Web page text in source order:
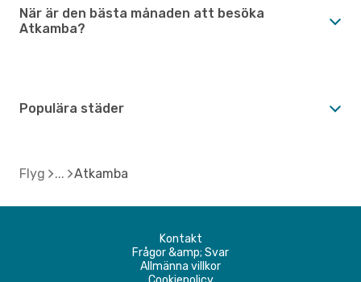
När är den bästa månaden att besöka
Atkamba?
Populära städer
Flyg Atkamba
Kontakt
Frågor &amp; Svar
Allmänna villkor